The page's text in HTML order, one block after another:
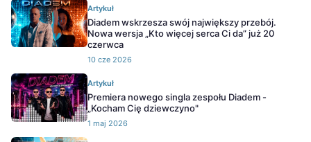
Artykuł
Diadem wskrzesza swój największy przebój.
Nowa wersja „Kto więcej serca Ci da” już 20
czerwca
10 cze 2026
Artykuł
Premiera nowego singla zespołu Diadem -
„Kocham Cię dziewczyno"
1 maj 2026